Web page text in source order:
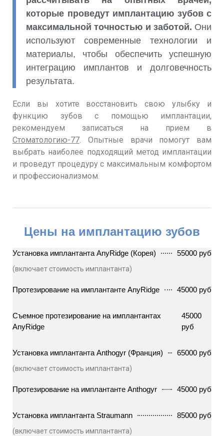
которые проведут имплантацию зубов с
максимальной точностью и заботой. Они
используют современные технологии и
материалы, чтобы обеспечить успешную
интеграцию имплантов и долговечность
результата.
Если вы хотите восстановить свою улыбку и
функцию зубов с помощью имплантации,
рекомендуем записаться на прием в
Стоматологию-77. Опытные врачи помогут вам
выбрать наиболее подходящий метод имплантации
и проведут процедуру с максимальным комфортом
и профессионализмом.
Цены на имплантацию зубов
Установка имплантанта AnyRidge (Корея) 55000 руб
(включает стоимость имплантанта)
Протезирование на имплантанте AnyRidge 45000 руб
Съемное протезирование на имплантантах
AnyRidge
45000
руб
Установка имплантанта Anthogyr (Франция) 65000 руб
(включает стоимость имплантанта)
Протезирование на имплантанте Anthogyr 45000 руб
Установка имплантанта Straumann 85000 руб
(включает стоимость имплантанта)